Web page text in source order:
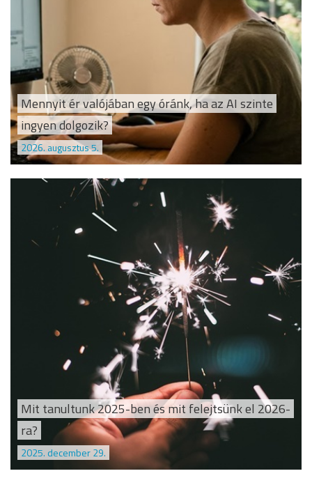
Mennyit ér valójában egy óránk, ha az AI szinte
ingyen dolgozik?
2026. augusztus 5.
Mit tanultunk 2025-ben és mit felejtsünk el 2026-
ra?
2025. december 29.